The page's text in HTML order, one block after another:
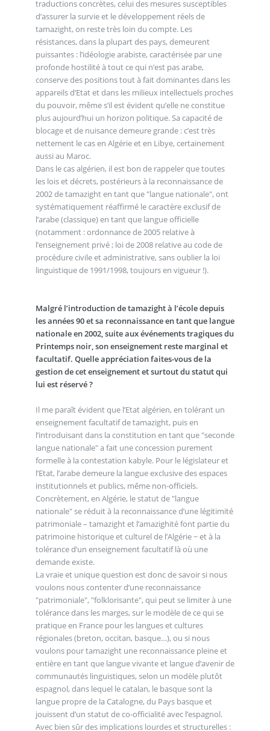
traductions concrètes, celui des mesures susceptibles
d’assurer la survie et le développement réels de
tamazight, on reste très loin du compte. Les
résistances, dans la plupart des pays, demeurent
puissantes : l’idéologie arabiste, caractérisée par une
profonde hostilité à tout ce qui n’est pas arabe,
conserve des positions tout à fait dominantes dans les
appareils d’Etat et dans les milieux intellectuels proches
du pouvoir, même s’il est évident qu’elle ne constitue
plus aujourd’hui un horizon politique. Sa capacité de
blocage et de nuisance demeure grande : c’est très
nettement le cas en Algérie et en Libye, certainement
aussi au Maroc.
Dans le cas algérien, il est bon de rappeler que toutes
les lois et décrets, postérieurs à la reconnaissance de
2002 de tamazight en tant que "langue nationale", ont
systématiquement réaffirmé le caractère exclusif de
l’arabe (classique) en tant que langue officielle
(notamment : ordonnance de 2005 relative à
l’enseignement privé ; loi de 2008 relative au code de
procédure civile et administrative, sans oublier la loi
linguistique de 1991/1998, toujours en vigueur !).
Malgré l’introduction de tamazight à l’école depuis
les années 90 et sa reconnaissance en tant que langue
nationale en 2002, suite aux événements tragiques du
Printemps noir, son enseignement reste marginal et
facultatif. Quelle appréciation faites-vous de la
gestion de cet enseignement et surtout du statut qui
lui est réservé ?
Il me paraît évident que l’Etat algérien, en tolérant un
enseignement facultatif de tamazight, puis en
l’introduisant dans la constitution en tant que "seconde
langue nationale" a fait une concession purement
formelle à la contestation kabyle. Pour le législateur et
l’Etat, l’arabe demeure la langue exclusive des espaces
institutionnels et publics, même non-officiels.
Concrètement, en Algérie, le statut de "langue
nationale" se réduit à la reconnaissance d’une légitimité
patrimoniale – tamazight et l’amazighité font partie du
patrimoine historique et culturel de l’Algérie − et à la
tolérance d’un enseignement facultatif là où une
demande existe.
La vraie et unique question est donc de savoir si nous
voulons nous contenter d’une reconnaissance
"patrimoniale", "folklorisante", qui peut se limiter à une
tolérance dans les marges, sur le modèle de ce qui se
pratique en France pour les langues et cultures
régionales (breton, occitan, basque…), ou si nous
voulons pour tamazight une reconnaissance pleine et
entière en tant que langue vivante et langue d’avenir de
communautés linguistiques, selon un modèle plutôt
espagnol, dans lequel le catalan, le basque sont la
langue propre de la Catalogne, du Pays basque et
jouissent d’un statut de co-officialité avec l’espagnol.
Avec bien sûr des implications lourdes et structurelles :